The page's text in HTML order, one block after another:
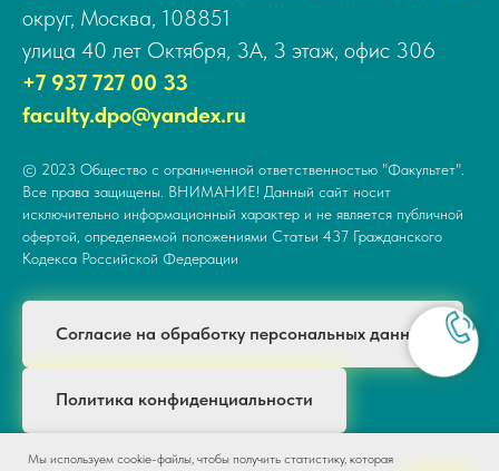
Мы используем cookie-файлы, чтобы получить статистику, которая
округ, Москва, 108851
улица 40 лет Октября, 3А, 3 этаж, офис 306
+7 937 727 00 33
faculty.dpo@yandex.ru
© 2023 Общество с ограниченной ответственностью "Факультет".
Все права защищены. ВНИМАНИЕ! Данный сайт носит
исключительно информационный характер и не является публичной
офертой, определяемой положениями Статьи 437 Гражданского
Кодекса Российской Федерации
Согласие на обработку персональных данных
Политика конфиденциальности